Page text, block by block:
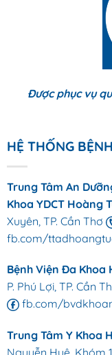
Được phục vụ
HỆ THỐNG
Trung Tâm An
Khoa YDCT Hoàng
Xuyên, TP. Cần Thơ
fb.com/
Bệnh Viện Đa Khoa
P. Phú Lợi, TP. Cần
fb.com/
Trung Tâm Y Khoa